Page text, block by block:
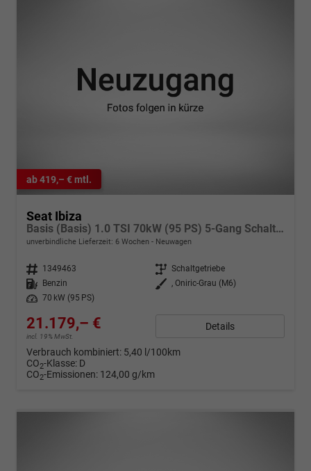
ab 419,– € mtl.
Seat Ibiza
Basis (Basis) 1.0 TSI 70kW (95 PS) 5-Gang Schaltgetriebe
unverbindliche Lieferzeit: 6 Wochen Neuwagen
Fahrzeugnr. 1349463 Getriebe Schaltgetriebe
Kraftstoff
Benzin Außenfarbe
, Oniric-Grau (M6)
Leistung
70 kW (95 PS)
21.179,– €
incl. 19% MwSt.
Details
Verbrauch kombiniert: 5,40 l/100km
CO2-Klasse: D
CO2-Emissionen: 124,00 g/km